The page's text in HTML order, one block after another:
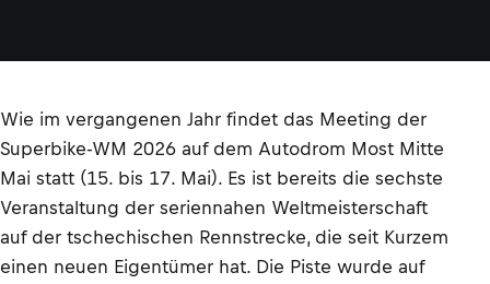
Wie im vergangenen Jahr findet das Meeting der
Superbike-WM 2026 auf dem Autodrom Most Mitte
Mai statt (15. bis 17. Mai). Es ist bereits die sechste
Veranstaltung der seriennahen Weltmeisterschaft
auf der tschechischen Rennstrecke, die seit Kurzem
einen neuen Eigentümer hat. Die Piste wurde auf